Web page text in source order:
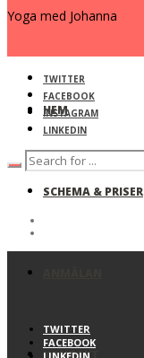
Yoga med Johanna
HEM
SCHEMA & PRISER
KONTAKT
TWITTER
FACEBOOK
INSTAGRAM
LINKEDIN
TWITTER
FACEBOOK